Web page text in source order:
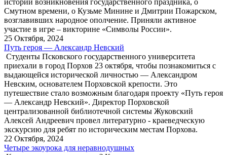
Смутном времени, о Кузьме Минине и Дмитрии Пожарском,
возглавивших народное ополчение. Приняли активное
участие в игре – викторине «Символы России».
25 Октября, 2024
Путь героя — Александр Невский
Студенты Псковского государственного университета
приехали в город Порхов 23 октября, чтобы познакомиться с
выдающейся исторической личностью — Александром
Невским, основателем Порховской крепости. Это
путешествие стало возможным благодаря проекту «Путь героя
— Александр Невский». Директор Порховской
централизованной библиотечной системы Жуковский
Алексей Андреевич провел литературно - краеведческую
экскурсию для ребят по историческим местам Порхова.
22 Октября, 2024
Четыре экоурока для неравнодушных